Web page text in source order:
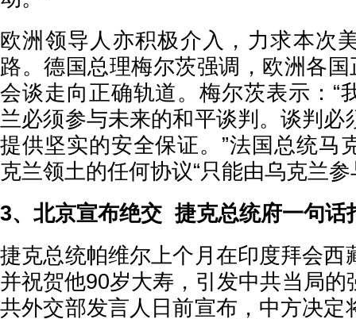
欧洲领导人亦积极介入，力求本次
路。德国总理梅尔茨强调，欧洲各国
会谈走向正确轨道。梅尔茨表示：“
兰必须参与未来的和平谈判。谈判必
提供坚实的安全保证。”法国总统马
克兰领土的任何协议“只能由乌克兰参
3、北京宣布绝交 捷克总统府一句话
捷克总统帕维尔上个月在印度拜会西
并祝贺他90岁大寿，引发中共当局的
共外交部发言人日前宣布，中方决定